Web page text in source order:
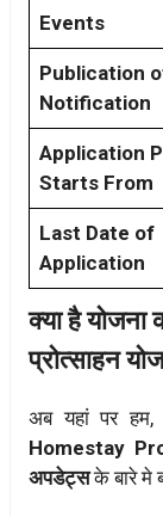
Events
Publication
Notification
Application
Starts From
Last Date of
Application
क्या है योजना
प्रोत्साहन
अब यहां पर हम,
Homestay
अपडेट्सके बारे मे